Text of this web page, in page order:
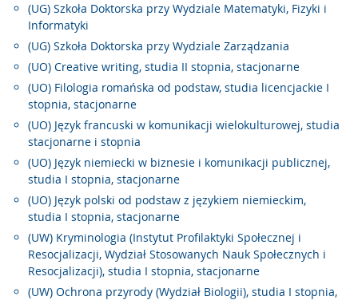
(UG) Szkoła Doktorska przy Wydziale Matematyki, Fizyki i
Informatyki
(UG) Szkoła Doktorska przy Wydziale Zarządzania
(UO) Creative writing, studia II stopnia, stacjonarne
(UO) Filologia romańska od podstaw, studia licencjackie I
stopnia, stacjonarne
(UO) Język francuski w komunikacji wielokulturowej, studia
stacjonarne i stopnia
(UO) Język niemiecki w biznesie i komunikacji publicznej,
studia I stopnia, stacjonarne
(UO) Język polski od podstaw z językiem niemieckim,
studia I stopnia, stacjonarne
(UW) Kryminologia (Instytut Profilaktyki Społecznej i
Resocjalizacji, Wydział Stosowanych Nauk Społecznych i
Resocjalizacji), studia I stopnia, stacjonarne
(UW) Ochrona przyrody (Wydział Biologii), studia I stopnia,